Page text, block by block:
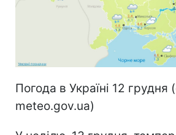
Погода в Україні 12 грудня
meteo.gov.ua)